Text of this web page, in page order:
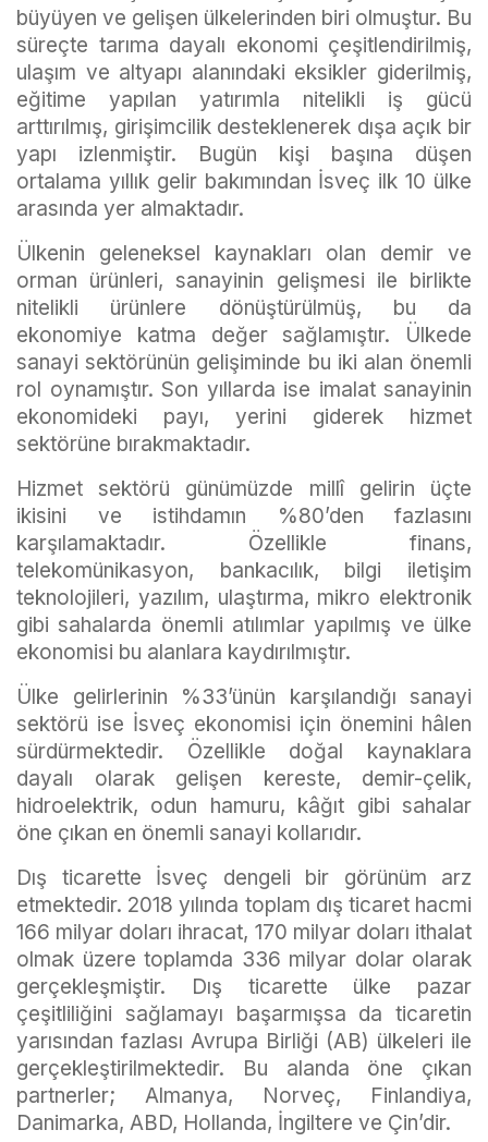
büyüyen ve gelişen ülkelerinden biri olmuştur. Bu
süreçte tarıma dayalı ekonomi çeşitlendirilmiş,
ulaşım ve altyapı alanındaki eksikler giderilmiş,
eğitime yapılan yatırımla nitelikli iş gücü
arttırılmış, girişimcilik desteklenerek dışa açık bir
yapı izlenmiştir. Bugün kişi başına düşen
ortalama yıllık gelir bakımından İsveç ilk 10 ülke
arasında yer almaktadır.
Ülkenin geleneksel kaynakları olan demir ve
orman ürünleri, sanayinin gelişmesi ile birlikte
nitelikli ürünlere dönüştürülmüş, bu da
ekonomiye katma değer sağlamıştır. Ülkede
sanayi sektörünün gelişiminde bu iki alan önemli
rol oynamıştır. Son yıllarda ise imalat sanayinin
ekonomideki payı, yerini giderek hizmet
sektörüne bırakmaktadır.
Hizmet sektörü günümüzde millî gelirin üçte
ikisini ve istihdamın %80’den fazlasını
karşılamaktadır. Özellikle finans,
telekomünikasyon, bankacılık, bilgi iletişim
teknolojileri, yazılım, ulaştırma, mikro elektronik
gibi sahalarda önemli atılımlar yapılmış ve ülke
ekonomisi bu alanlara kaydırılmıştır.
Ülke gelirlerinin %33’ünün karşılandığı sanayi
sektörü ise İsveç ekonomisi için önemini hâlen
sürdürmektedir. Özellikle doğal kaynaklara
dayalı olarak gelişen kereste, demir-çelik,
hidroelektrik, odun hamuru, kâğıt gibi sahalar
öne çıkan en önemli sanayi kollarıdır.
Dış ticarette İsveç dengeli bir görünüm arz
etmektedir. 2018 yılında toplam dış ticaret hacmi
166 milyar doları ihracat, 170 milyar doları ithalat
olmak üzere toplamda 336 milyar dolar olarak
gerçekleşmiştir. Dış ticarette ülke pazar
çeşitliliğini sağlamayı başarmışsa da ticaretin
yarısından fazlası Avrupa Birliği (AB) ülkeleri ile
gerçekleştirilmektedir. Bu alanda öne çıkan
partnerler; Almanya, Norveç, Finlandiya,
Danimarka, ABD, Hollanda, İngiltere ve Çin’dir.